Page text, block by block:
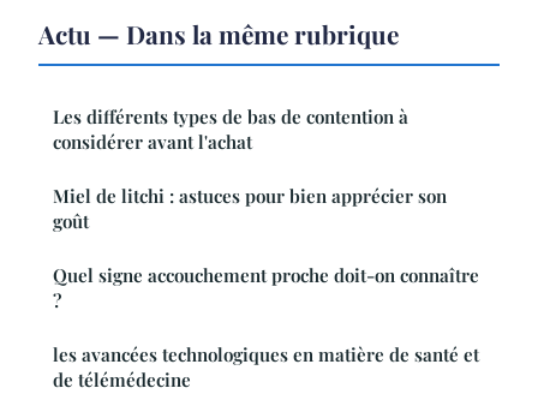
Actu — Dans la même rubrique
Les différents types de bas de contention à
considérer avant l'achat
Miel de litchi : astuces pour bien apprécier son
goût
Quel signe accouchement proche doit-on connaître
?
les avancées technologiques en matière de santé et
de télémédecine